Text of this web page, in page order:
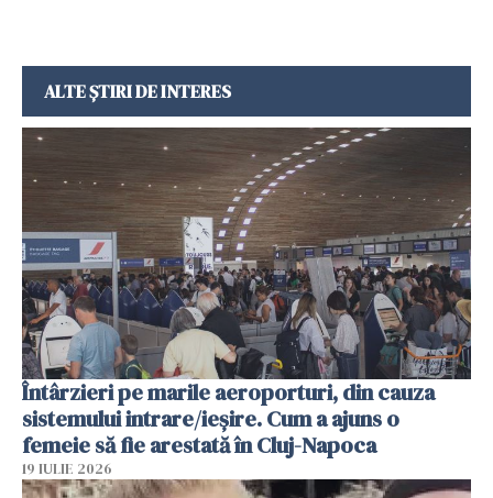
ALTE ȘTIRI DE INTERES
Întârzieri pe marile aeroporturi, din cauza
sistemului intrare/ieșire. Cum a ajuns o
femeie să fie arestată în Cluj-Napoca
19 IULIE 2026